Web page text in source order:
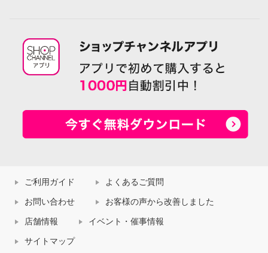
ご利用ガイド よくあるご質問
お問い合わせ お客様の声から改善しました
店舗情報 イベント・催事情報
サイトマップ